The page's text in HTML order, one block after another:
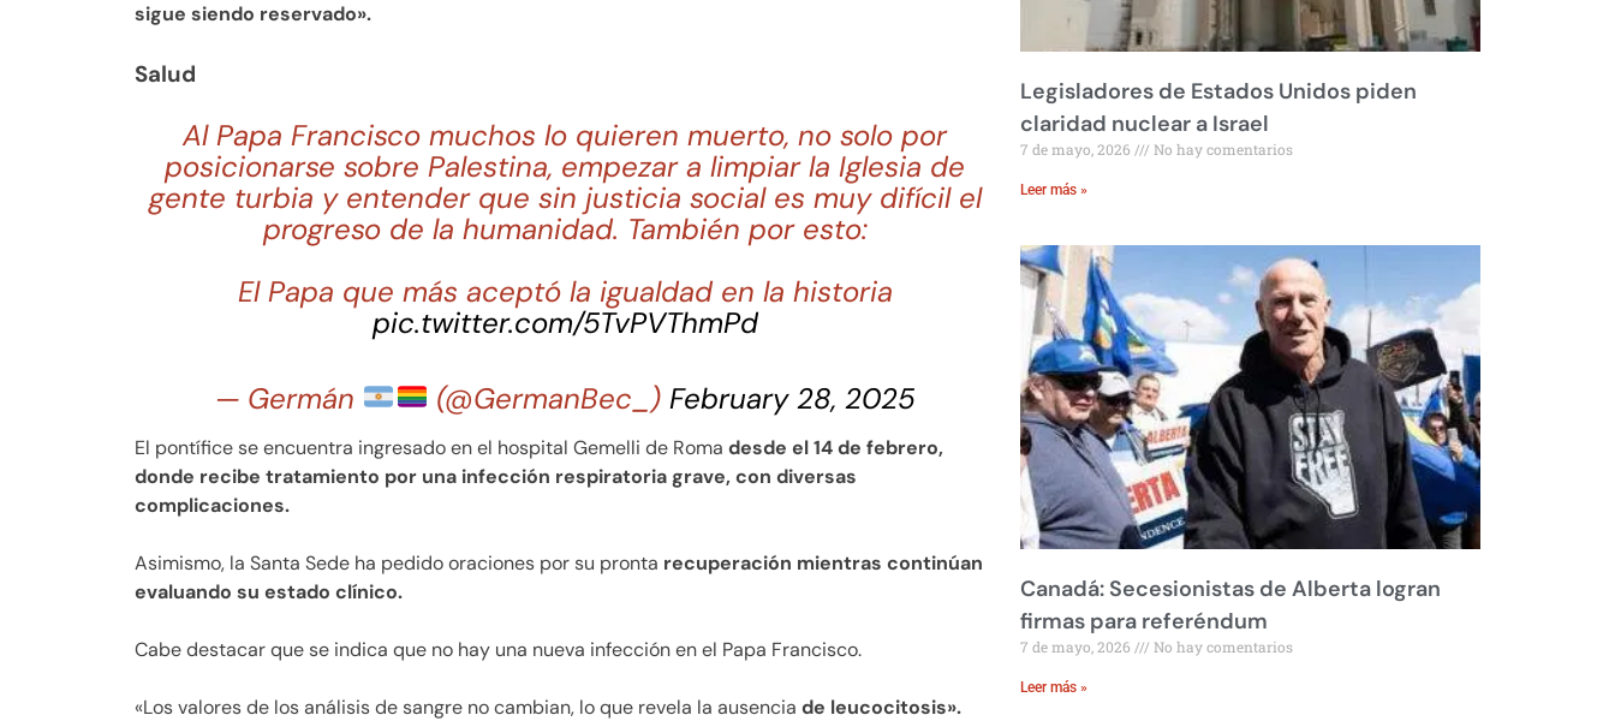
sigue siendo reservado».
Salud
Al Papa Francisco muchos lo quieren muerto, no solo por
posicionarse sobre Palestina, empezar a limpiar la Iglesia de
gente turbia y entender que sin justicia social es muy difícil el
progreso de la humanidad. También por esto:
El Papa que más aceptó la igualdad en la historia
pic.twitter.com/5TvPVThmPd
— Germán (@GermanBec_)February 28, 2025
El pontífice se encuentra ingresado en el hospital Gemelli de Roma desde el 14 de febrero,
donde recibe tratamiento por una infección respiratoria grave, con diversas
complicaciones.
Asimismo, la Santa Sede ha pedido oraciones por su pronta recuperación mientras continúan
evaluando su estado clínico.
Cabe destacar que se indica que no hay una nueva infección en el Papa Francisco.
«Los valores de los análisis de sangre no cambian, lo que revela la ausencia de leucocitosis».
Legisladores de Estados Unidos piden
claridad nuclear a Israel
7 de mayo, 2026 No hay comentarios
Leer más »
Canadá: Secesionistas de Alberta logran
firmas para referéndum
7 de mayo, 2026 No hay comentarios
Leer más »